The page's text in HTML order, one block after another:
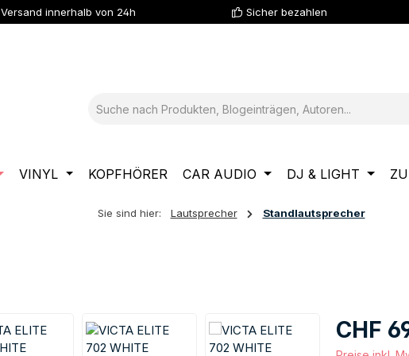
Versand innerhalb von 24h Sicher bezahlen
VINYL KOPFHÖRER CAR AUDIO DJ & LIGHT
Sie sind hier: Lautsprecher Standlautsprecher
Regulärer
CHF